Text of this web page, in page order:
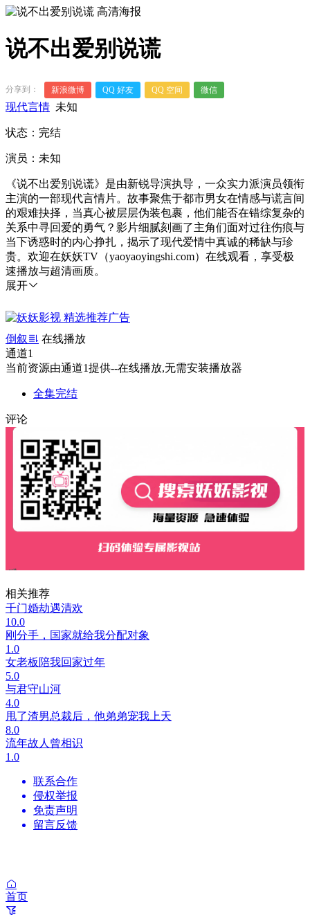
说不出爱别说谎
分享到： 新浪微博 QQ 好友 QQ 空间 微信
现代言情 未知
状态：完结
演员：未知
《说不出爱别说谎》是由新锐导演执导，一众实力派演员领衔
主演的一部现代言情片。故事聚焦于都市男女在情感与谎言间
的艰难抉择，当真心被层层伪装包裹，他们能否在错综复杂的
关系中寻回爱的勇气？影片细腻刻画了主角们面对过往伤痕与
当下诱惑时的内心挣扎，揭示了现代爱情中真诚的稀缺与珍
贵。欢迎在妖妖TV（yaoyaoyingshi.com）在线观看，享受极
速播放与超清画质。
展开
倒叙
在线播放
通道1
当前资源由通道1提供--在线播放,无需安装播放器
全集完结
评论
相关推荐
千门婚劫遇清欢
10.0
刚分手，国家就给我分配对象
1.0
女老板陪我回家过年
5.0
与君守山河
4.0
甩了渣男总裁后，他弟弟宠我上天
8.0
流年故人曾相识
1.0
联系合作
侵权举报
免责声明
留言反馈
首页